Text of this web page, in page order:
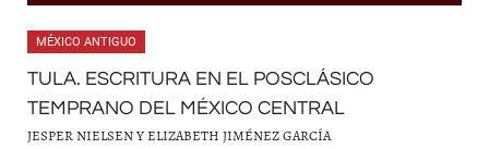
MÉXICO ANTIGUO
TULA. ESCRITURA EN EL POSCLÁSICO
TEMPRANO DEL MÉXICO CENTRAL
JESPER NIELSEN Y ELIZABETH JIMÉNEZ GARCÍA